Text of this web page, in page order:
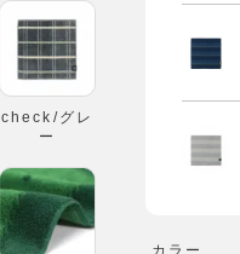
check/グレ
ー
カラー